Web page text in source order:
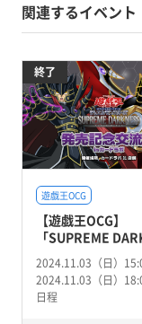
関連するイベント
終了
遊戯王OCG
【遊戯王OCG】
「SUPREME
2024.11.03（日）
2024.11.03（日）
日程